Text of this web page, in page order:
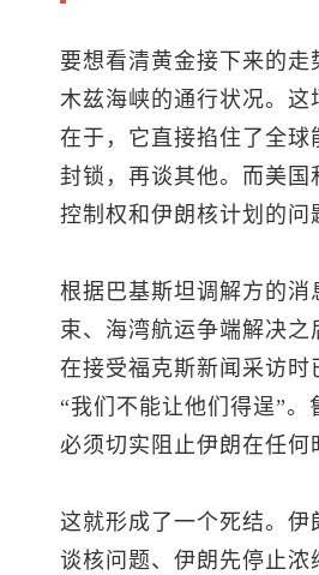
要想看清黄金接下来的
木兹海峡的通行状况。
在于，它直接掐住了全
封锁，再谈其他。而美
控制权和伊朗核计划的
根据巴基斯坦调解方的
束、海湾航运争端解决
在接受福克斯新闻采访
“我们不能让他们得逞”
必须切实阻止伊朗在任
这就形成了一个死结。
谈核问题、伊朗先停止